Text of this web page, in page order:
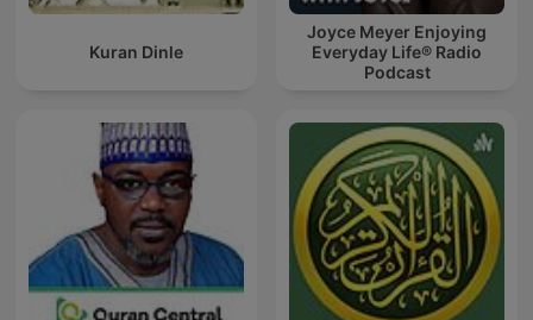
Kuran Dinle
Joyce Meyer Enjoying
Everyday Life® Radio
Podcast